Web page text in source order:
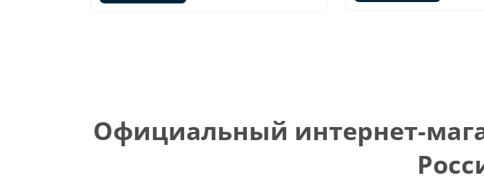
Официальный интернет-